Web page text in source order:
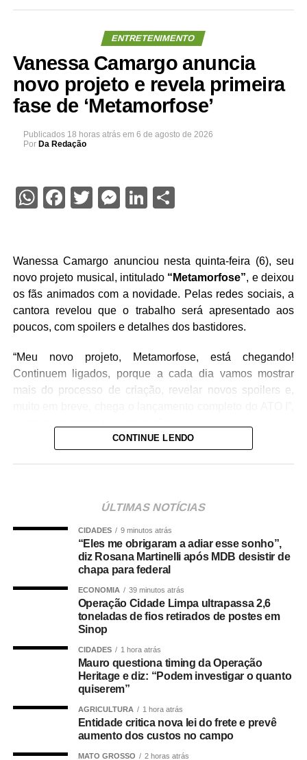
ENTRETENIMENTO
Vanessa Camargo anuncia
novo projeto e revela primeira
fase de ‘Metamorfose’
Publicados 18 horas atrás em 6 de agosto de 2026
Por Da Redação
WhatsApp
Facebook
Twitter
Messenger
LinkedIn
Share
Wanessa Camargo anunciou nesta quinta-feira (6), seu
novo projeto musical, intitulado “Metamorfose”, e deixou
os fãs animados com a novidade. Pelas redes sociais, a
cantora revelou que o trabalho será apresentado aos
poucos, com spoilers e detalhes dos bastidores.
“Meu novo projeto, Metamorfose, está chegando!
Continuem ligados, porque a cada dia vamos mostrar
mais do processo de criação, revelar novos spoilers e,
A cantora ainda convidou o público a acompanhar essa
nos próximos dias. Confira abaixo:
TOP FAMOSOS
COMENTE ABAIXO:
WhatsApp
Facebook
Twitter
Messenger
LinkedIn
Share
CONTINUE LENDO
ÚLTIMAS NOTÍCIAS
CIDADES 9 minutos atrás
“Eles me obrigaram a adiar esse sonho”,
diz Rosana Martinelli após MDB desistir de
chapa para federal
ECONOMIA 39 minutos atrás
Operação Cidade Limpa ultrapassa 2,6
toneladas de fios retirados de postes em
Sinop
CIDADES 1 hora atrás
Mauro questiona timing da Operação
Heritage e diz: “Podem investigar o quanto
quiserem”
AGRICULTURA 1 hora atrás
Entidade critica nova lei do frete e prevê
aumento dos custos no campo
MATO GROSSO 2 horas atrás